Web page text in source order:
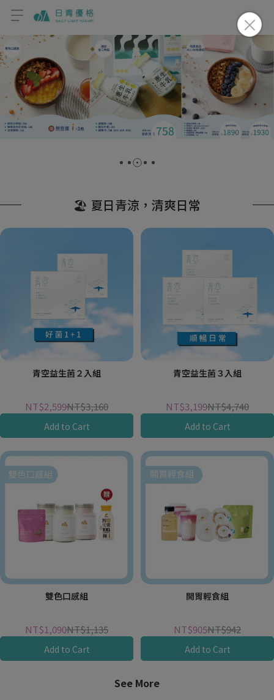
🏖️ 夏日青涼，清爽日常
青空益生菌２入組
NT$2,599NT$3,160
Add to Cart
青空益生菌３入組
NT$3,199NT$4,740
Add to Cart
雙色口感組
NT$1,090NT$1,135
Add to Cart
開胃輕食組
NT$905NT$942
Add to Cart
See More